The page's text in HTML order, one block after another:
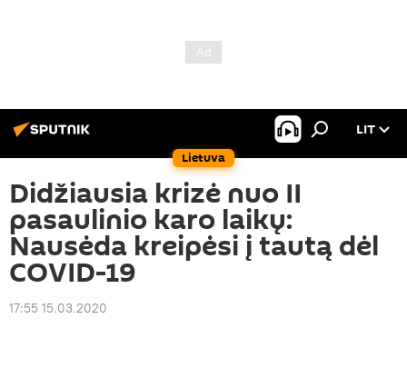
Lietuva
LIT
Didžiausia krizė nuo II
pasaulinio karo laikų:
Nausėda kreipėsi į tautą dėl
COVID-19
17:55 15.03.2020